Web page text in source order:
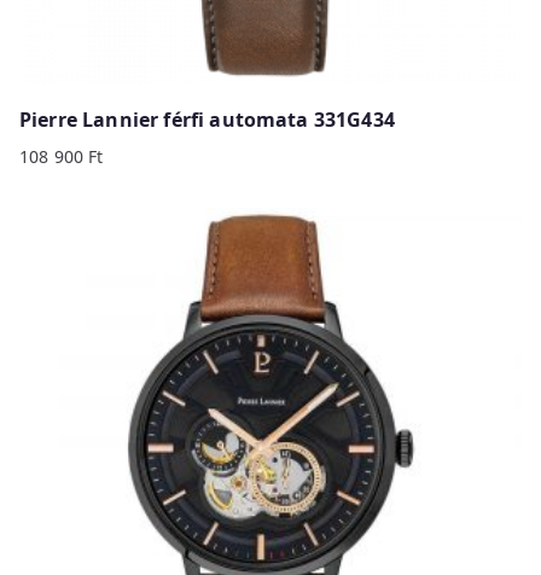
Pierre Lannier férfi automata 331G434
108 900 Ft